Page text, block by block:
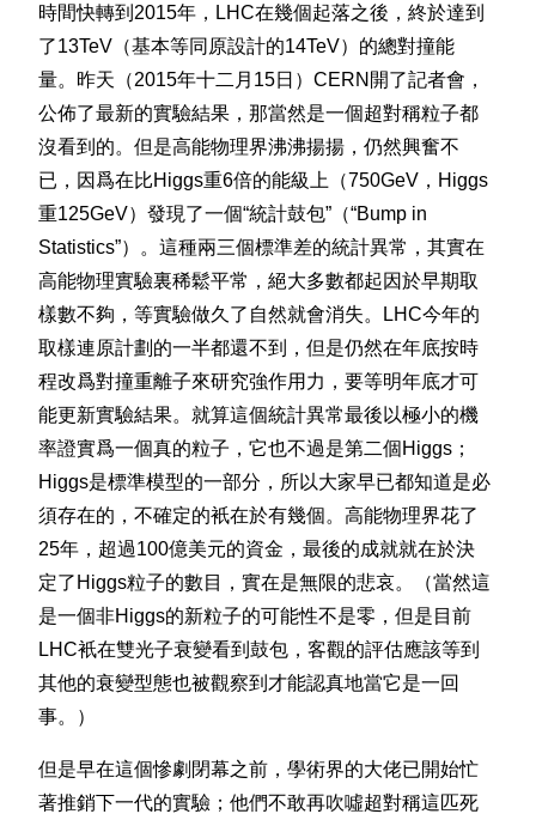
時間快轉到2015年，LHC在幾個起落之後，終於達到
了13TeV（基本等同原設計的14TeV）的總對撞能
量。昨天（2015年十二月15日）CERN開了記者會，
公佈了最新的實驗結果，那當然是一個超對稱粒子都
沒看到的。但是高能物理界沸沸揚揚，仍然興奮不
已，因爲在比Higgs重6倍的能級上（750GeV，Higgs
重125GeV）發現了一個“統計鼓包”（“Bump in
Statistics”）。這種兩三個標準差的統計異常，其實在
高能物理實驗裏稀鬆平常，絕大多數都起因於早期取
樣數不夠，等實驗做久了自然就會消失。LHC今年的
取樣連原計劃的一半都還不到，但是仍然在年底按時
程改爲對撞重離子來研究強作用力，要等明年底才可
能更新實驗結果。就算這個統計異常最後以極小的機
率證實爲一個真的粒子，它也不過是第二個Higgs；
Higgs是標準模型的一部分，所以大家早已都知道是必
須存在的，不確定的衹在於有幾個。高能物理界花了
25年，超過100億美元的資金，最後的成就就在於決
定了Higgs粒子的數目，實在是無限的悲哀。（當然這
是一個非Higgs的新粒子的可能性不是零，但是目前
LHC衹在雙光子衰變看到鼓包，客觀的評估應該等到
其他的衰變型態也被觀察到才能認真地當它是一回
事。）
但是早在這個慘劇閉幕之前，學術界的大佬已開始忙
著推銷下一代的實驗；他們不敢再吹噓超對稱這匹死